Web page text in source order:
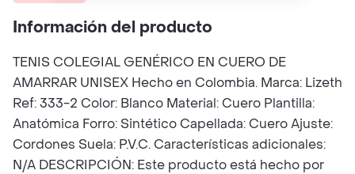
Información del producto
TENIS COLEGIAL GENÉRICO EN CUERO DE
AMARRAR UNISEX Hecho en Colombia. Marca: Lizeth
Ref: 333-2 Color: Blanco Material: Cuero Plantilla:
Anatómica Forro: Sintético Capellada: Cuero Ajuste:
Cordones Suela: P.V.C. Características adicionales:
N/A DESCRIPCIÓN: Este producto está hecho por